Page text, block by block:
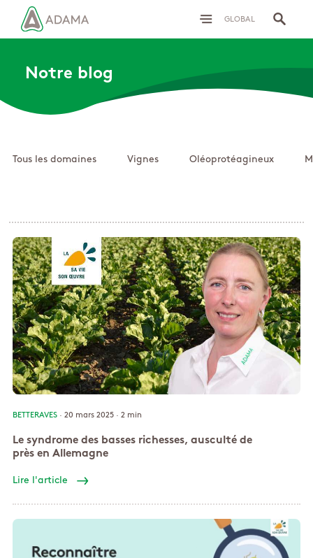
GLOBAL
Notre blog
Tous les domaines Vignes Oléoprotéagineux
BETTERAVES· 20 mars 2025 · 2 min
Le syndrome des basses richesses, ausculté de
près en Allemagne
Lire l'article